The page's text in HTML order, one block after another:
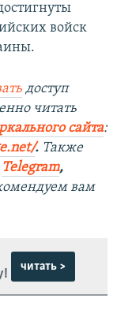
войск
доступ
читать
сайта:
. Также
Telegram,
вам
читать >